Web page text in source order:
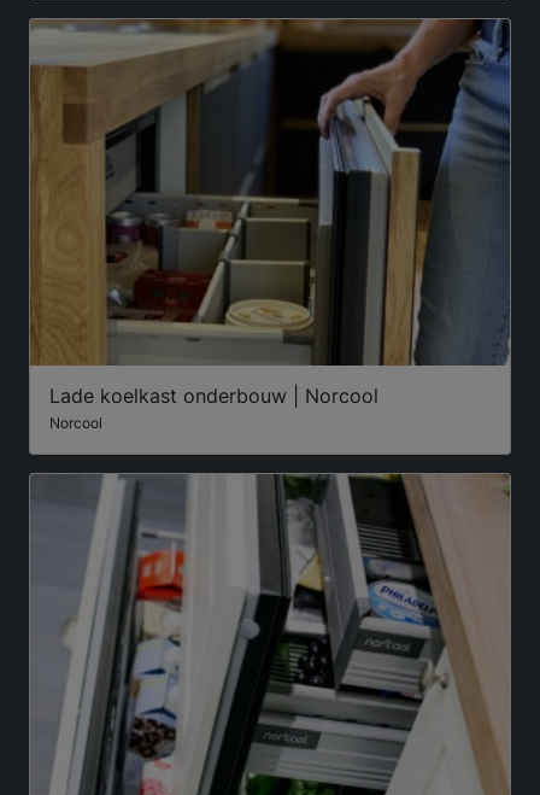
Lade koelkast onderbouw | Norcool
Norcool